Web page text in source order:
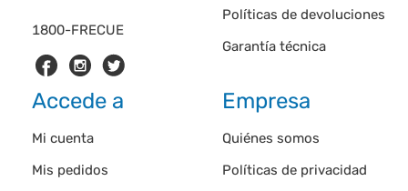
1800-FRECUE
Políticas de devoluciones
Garantía técnica
Accede a
Mi cuenta
Mis pedidos
Empresa
Quiénes somos
Políticas de privacidad